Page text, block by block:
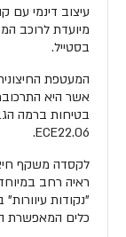
עיצוב דינמי עם
מיועדת לרוכב
בסטייל.
אשר היא
בטיחות ברמה
ECE22.06.
לקסדה משקף
ראיה רחב
"נקודות
כלים המאפשרת